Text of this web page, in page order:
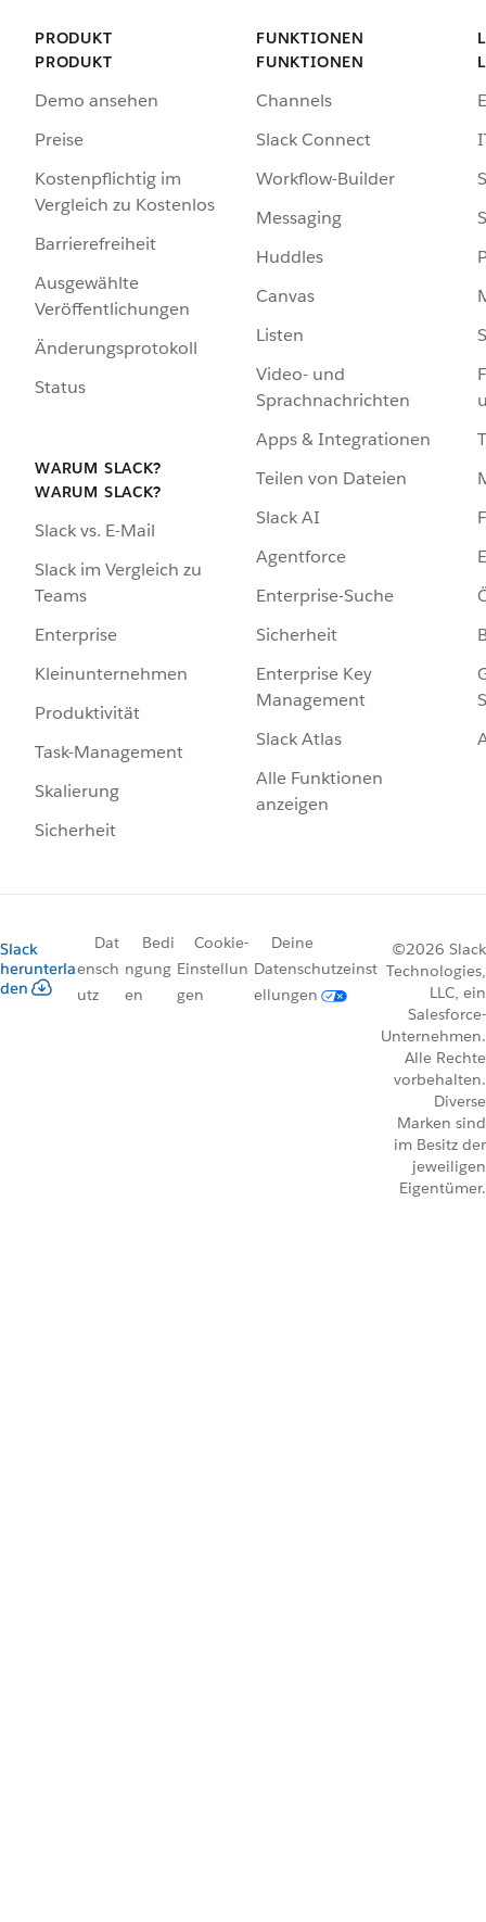
PRODUKT
PRODUKT
Demo ansehen
Preise
Kostenpflichtig im
Vergleich zu Kostenlos
Barrierefreiheit
Ausgewählte
Veröffentlichungen
Änderungsprotokoll
Status
WARUM SLACK?
WARUM SLACK?
Slack vs. E-Mail
Slack im Vergleich zu
Teams
Enterprise
Kleinunternehmen
Produktivität
Task-Management
Skalierung
Sicherheit
FUNKTIONEN
FUNKTIONEN
Channels
Slack Connect
Workflow-Builder
Messaging
Huddles
Canvas
Listen
Video- und
Sprachnachrichten
Apps & Integrationen
Teilen von Dateien
Slack AI
Agentforce
Enterprise-Suche
Sicherheit
Enterprise Key
Management
Slack Atlas
Alle Funktionen
anzeigen
Slack
herunterla
den
Dat
ensch
utz
Bedi
ngung
en
Cookie-
Einstellun
gen
Deine
Datenschutzeinst
ellungen
©2026 Slack
Technologies,
LLC, ein
Salesforce-
Unternehmen.
Alle Rechte
vorbehalten.
Diverse
Marken sind
im Besitz der
jeweiligen
Eigentümer.